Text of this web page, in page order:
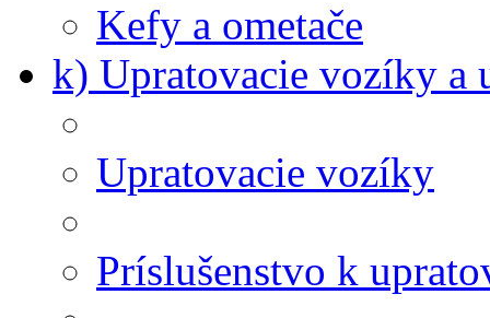
Kefy a ometače
k) Upratovacie vozíky a
Upratovacie vozíky
Príslušenstvo k